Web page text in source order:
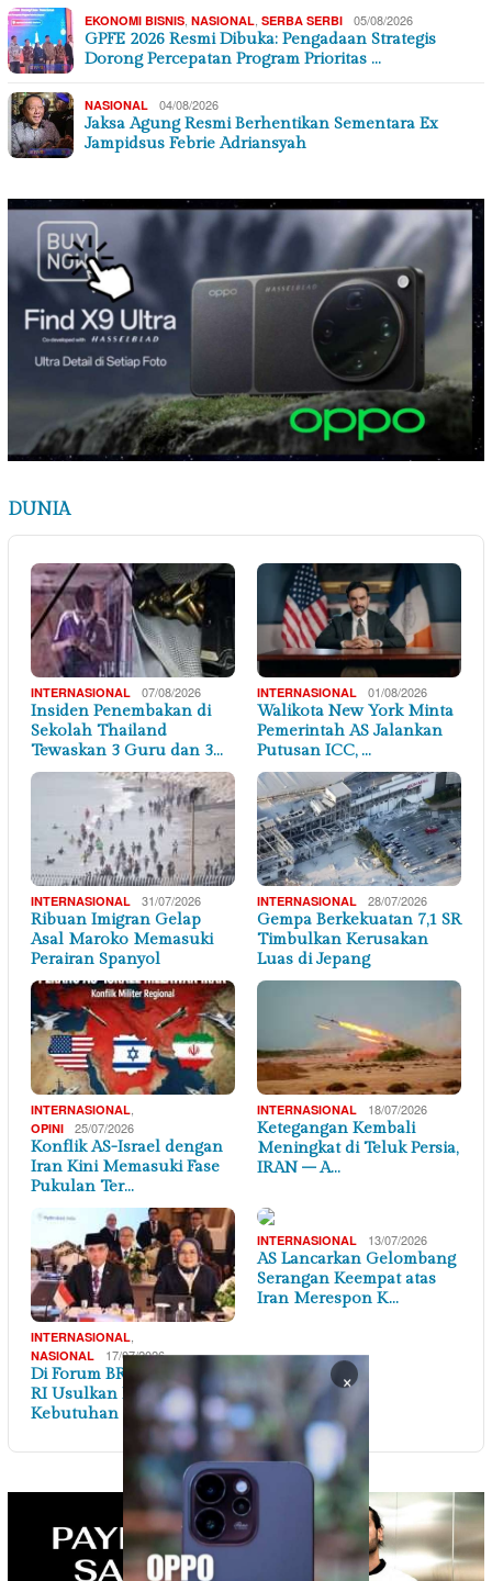
EKONOMI BISNIS NASIONAL SERBA SERBI 05/08/2026
GPFE 2026 Resmi Dibuka: Pengadaan Strategis
Dorong Percepatan Program Prioritas …
NASIONAL 04/08/2026
Jaksa Agung Resmi Berhentikan Sementara Ex
Jampidsus Febrie Adriansyah
DUNIA
INTERNASIONAL 07/08/2026
Insiden Penembakan di
Sekolah Thailand
Tewaskan 3 Guru dan 3…
INTERNASIONAL 01/08/2026
Walikota New York Minta
Pemerintah AS Jalankan
Putusan ICC, …
INTERNASIONAL 31/07/2026
Ribuan Imigran Gelap
Asal Maroko Memasuki
Perairan Spanyol
INTERNASIONAL 28/07/2026
Gempa Berkekuatan 7,1 SR
Timbulkan Kerusakan
Luas di Jepang
INTERNASIONAL
OPINI 25/07/2026
Konflik AS-Israel dengan
Iran Kini Memasuki Fase
Pukulan Ter…
INTERNASIONAL 18/07/2026
Ketegangan Kembali
Meningkat di Teluk Persia,
IRAN – A…
INTERNASIONAL,
NASIONAL 17/07/2026
Di Forum BRICS, Menaker
RI Usulkan Petakan
Kebutuhan Keteram…
INTERNASIONAL 13/07/2026
AS Lancarkan Gelombang
Serangan Keempat atas
Iran Merespon K…
×